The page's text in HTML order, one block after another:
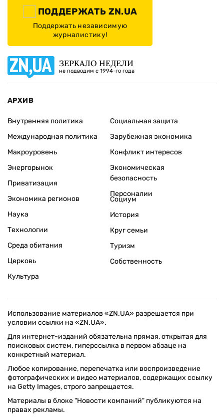
ПОДДЕРЖАТЬ ZN.UA
Поддержать независимую
журналистику!
ЗЕРКАЛО НЕДЕЛИ
не подводим с 1994-го года
АРХИВ
Внутренняя политика
Международная политика
Макроуровень
Энергорынок
Приватизация
Экономика регионов
Социальная защита
Зарубежная экономика
Конфликт интересов
Экономическая
безопасность
Персоналии
Наука
Технологии
Среда обитания
Церковь
Культура
Социум
История
Круг семьи
Туризм
Собственность
Использование материалов «ZN.UA» разрешается при
условии ссылки на «ZN.UA».
Для интернет-изданий обязательна прямая, открытая для
поисковых систем, гиперссылка в первом абзаце на
конкретный материал.
Любое копирование, перепечатка или воспроизведение
фотографических и видео материалов, содержащих ссылку
на Getty Images, строго запрещается.
Материалы в блоке "Новости компаний" публикуются на
правах рекламы.